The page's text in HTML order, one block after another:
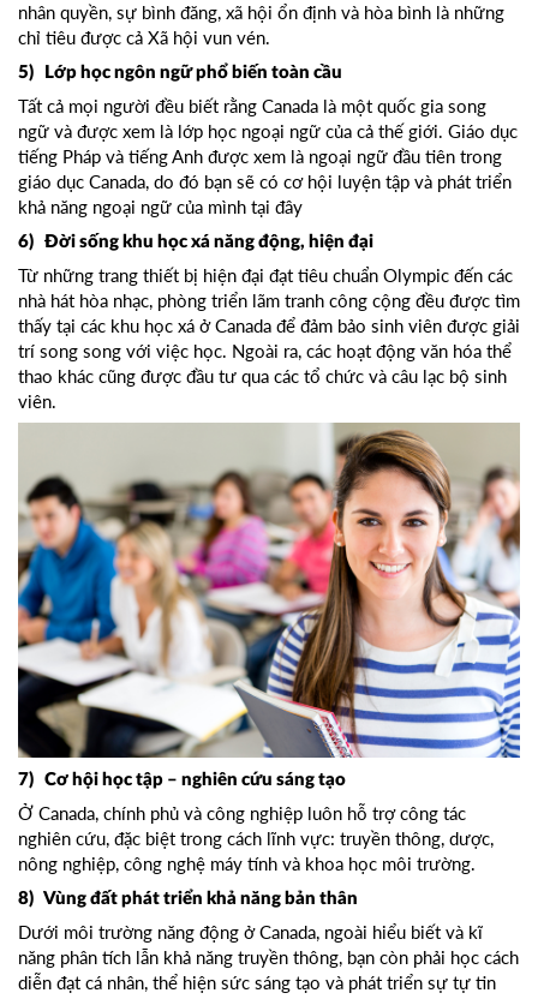
nhân quyền, sự bình đăng, xã hội ổn định và hòa bình là những
chỉ tiêu được cả Xã hội vun vén.
5) Lớp học ngôn ngữ phổ biến toàn cầu
Tất cả mọi người đều biết rằng Canada là một quốc gia song
ngữ và được xem là lớp học ngoại ngữ của cả thế giới. Giáo dục
tiếng Pháp và tiếng Anh được xem là ngoại ngữ đầu tiên trong
giáo dục Canada, do đó bạn sẽ có cơ hội luyện tập và phát triển
khả năng ngoại ngữ của mình tại đây
6) Đời sống khu học xá năng động, hiện đại
Từ những trang thiết bị hiện đại đạt tiêu chuẩn Olympic đến các
nhà hát hòa nhạc, phòng triển lãm tranh công cộng đều được tìm
thấy tại các khu học xá ở Canada để đảm bảo sinh viên được giải
trí song song với việc học. Ngoài ra, các hoạt động văn hóa thể
thao khác cũng được đầu tư qua các tổ chức và câu lạc bộ sinh
viên.
7) Cơ hội học tập – nghiên cứu sáng tạo
Ở Canada, chính phủ và công nghiệp luôn hỗ trợ công tác
nghiên cứu, đặc biệt trong cách lĩnh vực: truyền thông, dược,
nông nghiệp, công nghệ máy tính và khoa học môi trường.
8) Vùng đất phát triển khả năng bản thân
Dưới môi trường năng động ở Canada, ngoài hiểu biết và kĩ
năng phân tích lẫn khả năng truyền thông, bạn còn phải học cách
diễn đạt cá nhân, thể hiện sức sáng tạo và phát triển sự tự tin